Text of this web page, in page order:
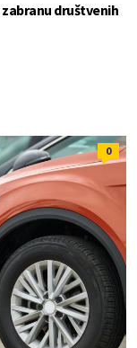
društvenih
0